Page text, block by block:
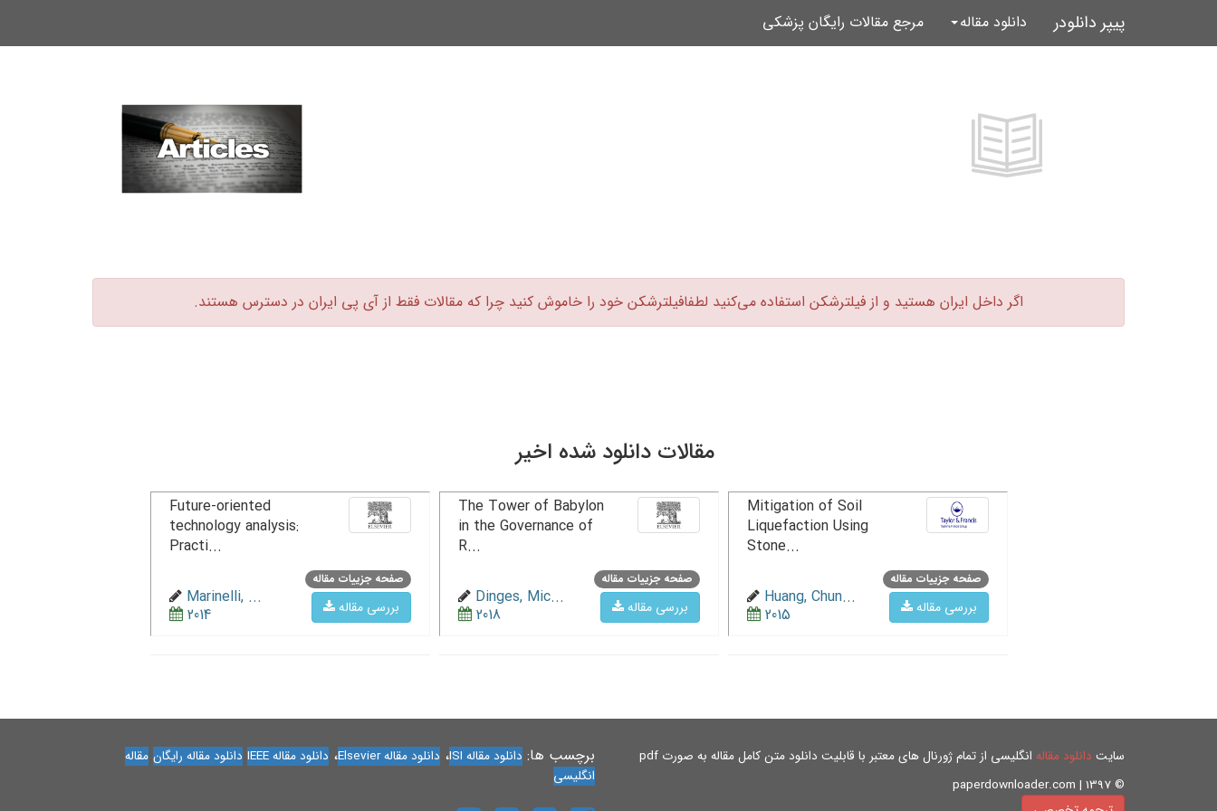
پیپر دانلودر دانلود مقاله مرجع مقالات رایگان پزشکی
اگر داخل ایران هستید و از فیلترشکن استفاده می‌کنید لطفافیلترشکن خود را خاموش کنید چرا که مقالات فقط از آی پی ایران در دسترس هستند.‏
مقالات دانلود شده اخیر
صفحه جزییات مقاله
بررسی مقاله
Mitigation of Soil
Liquefaction Using
Stone...
Huang, Chun...
2015
صفحه جزییات مقاله
بررسی مقاله
The Tower of Babylon
in the Governance of
R...
Dinges, Mic...
2018
صفحه جزییات مقاله
بررسی مقاله
Future-oriented
technology analysis:
Practi...
Marinelli, ...
2014
سایت دانلود مقاله انگلیسی از تمام ژورنال های معتبر با قابلیت دانلود متن کامل مقاله به صورت pdf
© paperdownloader.com | 1397
برچسب ها: دانلود مقاله ISI ، دانلود مقاله Elsevier ، دانلود مقاله IEEE دانلود مقاله رایگان مقاله
انگلیسی